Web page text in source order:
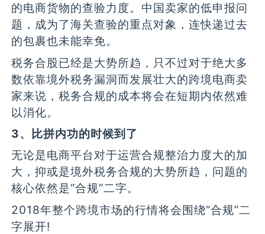
的电商货物的查验力度。中国卖家的低申报问
题，成为了海关查验的重点对象，连快递过去
的包裹也未能幸免。
税务合股已经是大势所趋，只不过对于绝大多
数依靠境外税务漏洞而发展壮大的跨境电商卖
家来说，税务合规的成本将会在短期内依然难
以消化。
3、比拼内功的时候到了
无论是电商平台对于运营合规整治力度大的加
大，抑或是境外税务合规的大势所趋，问题的
核心依然是“合规”二字。
2018年整个跨境市场的行情将会围绕“合规”二
字展开!